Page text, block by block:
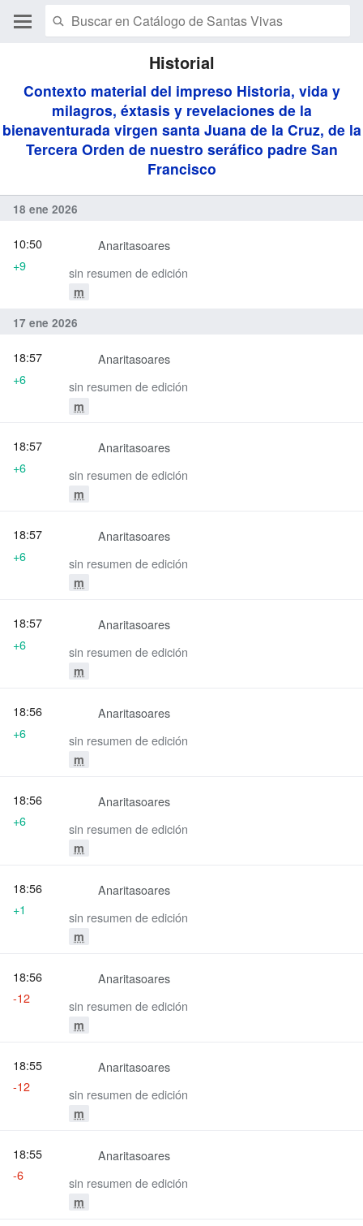
Historial
Contexto material del impreso Historia, vida y
milagros, éxtasis y revelaciones de la
bienaventurada virgen santa Juana de la Cruz, de la
Tercera Orden de nuestro seráfico padre San
Francisco
18 ene 2026
Anaritasoares
sin resumen de edición
m
10:50
+9
17 ene 2026
Anaritasoares
sin resumen de edición
m
18:57
+6
Anaritasoares
sin resumen de edición
m
18:57
+6
Anaritasoares
sin resumen de edición
m
18:57
+6
Anaritasoares
sin resumen de edición
m
18:57
+6
Anaritasoares
sin resumen de edición
m
18:56
+6
Anaritasoares
sin resumen de edición
m
18:56
+6
Anaritasoares
sin resumen de edición
m
18:56
+1
Anaritasoares
sin resumen de edición
m
18:56
-12
Anaritasoares
sin resumen de edición
m
18:55
-12
Anaritasoares
sin resumen de edición
m
18:55
-6